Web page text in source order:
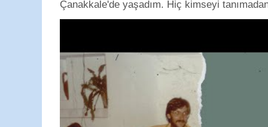
Çanakkale'de yaşadım. Hiç kimseyi